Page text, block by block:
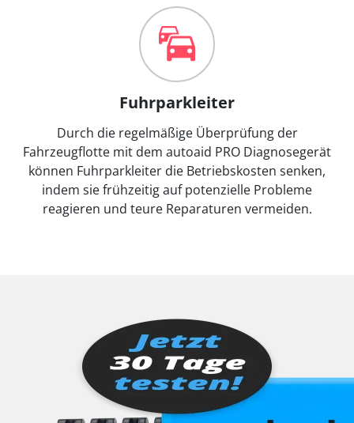
Fuhrparkleiter
Durch die regelmäßige Überprüfung der
Fahrzeugflotte mit dem autoaid PRO Diagnosegerät
können Fuhrparkleiter die Betriebskosten senken,
indem sie frühzeitig auf potenzielle Probleme
reagieren und teure Reparaturen vermeiden.